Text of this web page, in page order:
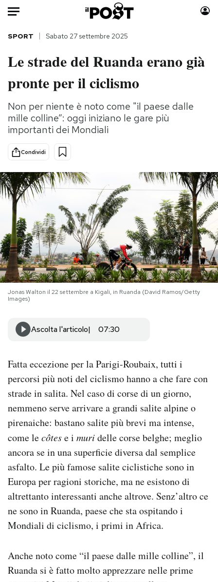
Auto
HOME
Italia
Politica
Tecnologia
Scienza
Economia
Sport
Moda
Consumismi
Storie/Idee
Altrecose
Mondiali calcio 2026
PODCAST
NEWSLETTER
I MIEI PREFERITI
SHOP
CALENDARIO
AREA PERSONALE
Area Personale
Regala il Post
Hai bisogno di aiuto?
Esci
SPORT Sabato 27 settembre 2025
Le strade del Ruanda erano già
pronte per il ciclismo
Non per niente è noto come "il paese dalle
mille colline”: oggi iniziano le gare più
importanti dei Mondiali
Condividi
Jonas Walton il 22 settembre a Kigali, in Ruanda (David Ramos/Getty
Images)
Ascolta l'articolo 07:30
Fatta eccezione per la Parigi-Roubaix, tutti i
percorsi più noti del ciclismo hanno a che fare con
strade in salita. Nel caso di corse di un giorno,
nemmeno serve arrivare a grandi salite alpine o
pirenaiche: bastano salite più brevi ma intense,
come lecôtese i muridelle corse belghe; meglio
ancora se in una superficie diversa dal semplice
asfalto. Le più famose salite ciclistiche sono in
Europa per ragioni storiche, ma ne esistono di
altrettanto interessanti anche altrove. Senz’altro ce
ne sono in Ruanda, paese che sta ospitando i
Mondiali di ciclismo, i primi in Africa.
Anche noto come “il paese dalle mille colline”, il
Ruanda si è fatto molto apprezzare nelle prime